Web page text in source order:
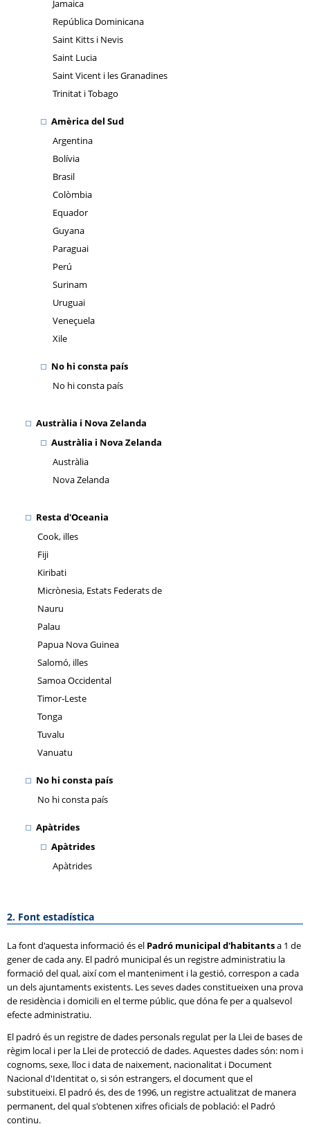
Jamaica
República Dominicana
Saint Kitts i Nevis
Saint Lucia
Saint Vicent i les Granadines
Trinitat i Tobago
Amèrica del Sud
Argentina
Bolívia
Brasil
Colòmbia
Equador
Guyana
Paraguai
Perú
Surinam
Uruguai
Veneçuela
Xile
No hi consta país
No hi consta país
Austràlia i Nova Zelanda
Austràlia i Nova Zelanda
Austràlia
Nova Zelanda
Resta d'Oceania
Cook, illes
Fiji
Kiribati
Micrònesia, Estats Federats de
Nauru
Palau
Papua Nova Guinea
Salomó, illes
Samoa Occidental
Timor-Leste
Tonga
Tuvalu
Vanuatu
No hi consta país
No hi consta país
Apàtrides
Apàtrides
Apàtrides
2. Font estadística
La font d'aquesta informació és el Padró municipal d'habitantsa 1 de
gener de cada any. El padró municipal és un registre administratiu la
formació del qual, així com el manteniment i la gestió, correspon a cada
un dels ajuntaments existents. Les seves dades constitueixen una prova
de residència i domicili en el terme públic, que dóna fe per a qualsevol
efecte administratiu.
El padró és un registre de dades personals regulat per la Llei de bases de
règim local i per la Llei de protecció de dades. Aquestes dades són: nom i
cognoms, sexe, lloc i data de naixement, nacionalitat i Document
Nacional d'Identitat o, si són estrangers, el document que el
substitueixi. El padró és, des de 1996, un registre actualitzat de manera
permanent, del qual s'obtenen xifres oficials de població: el Padró
continu.